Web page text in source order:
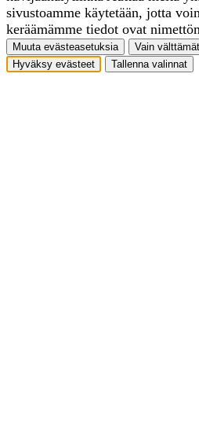
sivustoamme käytetään, jotta
keräämämme tiedot ovat
Muuta evästeasetuksia
Vain
Hyväksy evästeet
Tallenna valinnat